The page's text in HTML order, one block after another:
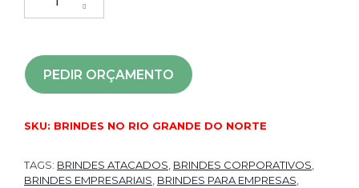
PEDIR ORÇAMENTO
SKU: BRINDES NO RIO GRANDE DO NORTE
TAGS: BRINDES ATACADOS BRINDES CORPORATIVOS
BRINDES EMPRESARIAIS BRINDES PARA EMPRESAS